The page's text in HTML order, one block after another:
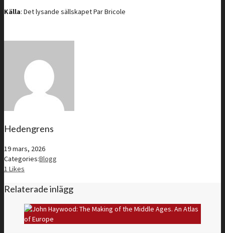
Källa: Det lysande sällskapet Par Bricole
Hedengrens
19 mars, 2026
Categories:Blogg
1 Likes
Relaterade inlägg